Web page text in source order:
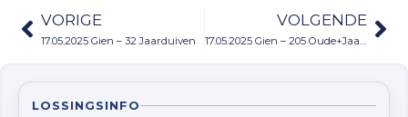
VORIGE
17.05.2025 Gien – 32 Jaarduiven
VOLGENDE
17.05.2025 Gien – 205 Oude+Jaarduiven
LOSSINGSINFO